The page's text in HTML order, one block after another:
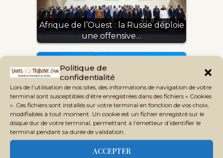
Politique de
confidentialité
Lors de l’utilisation de nos sites, des informations de navigation de votre
terminal sont susceptibles d’être enregistrées dans des fichiers « Cookies
». Ces fichiers sont installés sur votre terminal en fonction de vos choix,
modifiables à tout moment. Un cookie est un fichier enregistré sur le
disque dur de votre terminal, permettant à l’émetteur d’identifier le
terminal pendant sa durée de validation.
ACCEPTER
Afrique de l’Ouest : la Russie déploie
une offensive…
Vladimir Poutine annonce sa